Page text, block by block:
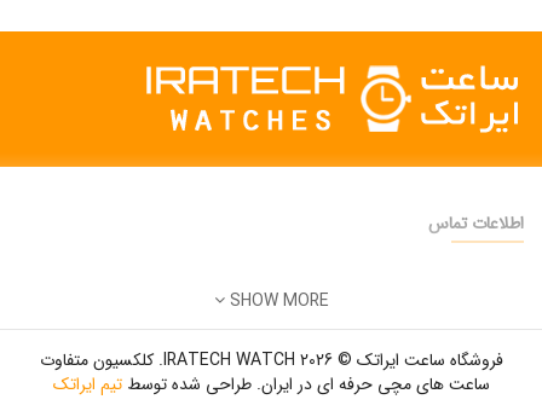
ساعت مچی سوئیسی SLOW "AM/PM" – 01..
12,500,000 تومان
اطلاعات تماس
ایمیل:
زمان کاری:8 صبح تا 5 عصر
SHOW MORE
فروشگاه ساعت ایراتک © 2026 IRATECH WATCH. کلکسیون متفاوت
ساعت های مچی حرفه ای در ایران. طراحی شده توسطتیم ایراتک